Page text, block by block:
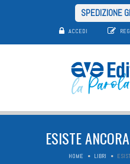
SPEDIZIONE
ACCEDI
ESISTE
HOME LIBRI